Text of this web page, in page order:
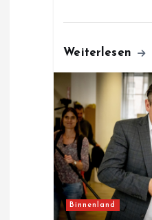
Weiterlesen
Binnenland